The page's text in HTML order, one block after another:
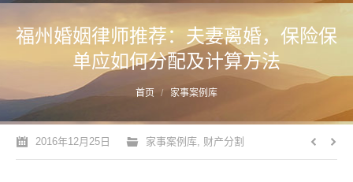
福州婚姻律师推荐：夫妻离婚，保险保
单应如何分配及计算方法
您的位置： 首页 家事案例库
2016年12月25日 家事案例库, 财产分割